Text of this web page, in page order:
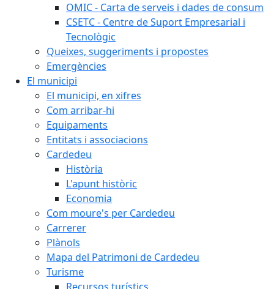
OMIC - Carta de serveis i dades de consum
CSETC - Centre de Suport Empresarial i
Tecnològic
Queixes, suggeriments i propostes
Emergències
El municipi
El municipi, en xifres
Com arribar-hi
Equipaments
Entitats i associacions
Cardedeu
Història
L'apunt històric
Economia
Com moure's per Cardedeu
Carrerer
Plànols
Mapa del Patrimoni de Cardedeu
Turisme